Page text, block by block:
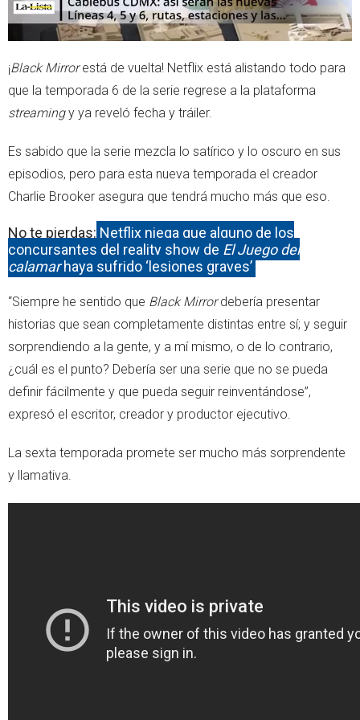
¡Black Mirrorestá de vuelta! Netflix está alistando todo para
que la temporada 6 de la serie regrese a la plataforma
streamingy ya reveló fecha y tráiler.
Es sabido que la serie mezcla lo satírico y lo oscuro en sus
episodios, pero para esta nueva temporada el creador
Charlie Brooker asegura que tendrá mucho más que eso.
No te pierdas: Netflix niega que alguno de los
concursantes del reality show de El Juego del
calamarhaya sufrido ‘lesiones graves’
“Siempre he sentido que Black Mirrordebería presentar
historias que sean completamente distintas entre sí; y seguir
sorprendiendo a la gente, y a mí mismo, o de lo contrario,
¿cuál es el punto? Debería ser una serie que no se pueda
definir fácilmente y que pueda seguir reinventándose”,
expresó el escritor, creador y productor ejecutivo.
La sexta temporada promete ser mucho más sorprendente
y llamativa.